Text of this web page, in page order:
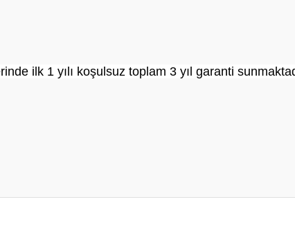
ilk 1 yılı koşulsuz toplam 3 yıl garanti